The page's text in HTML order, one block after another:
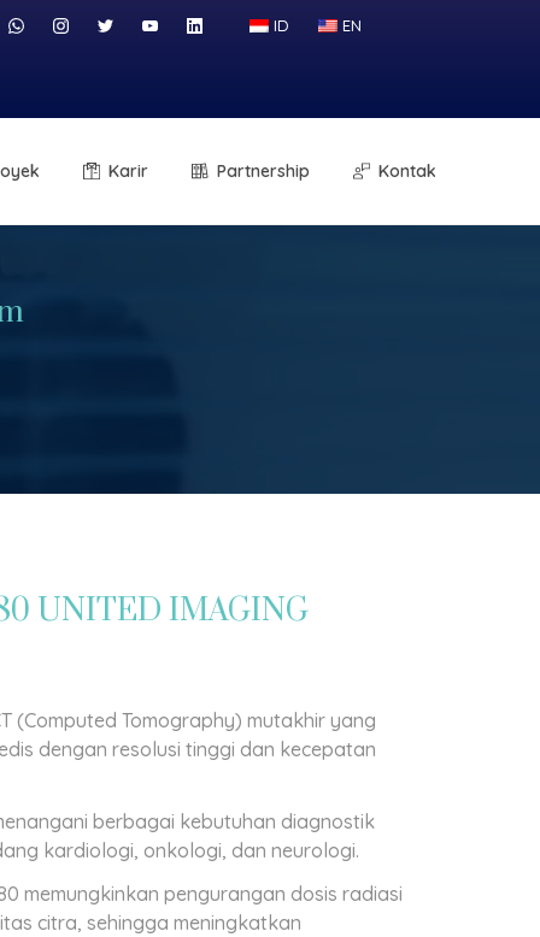
ID EN
Karir Partnership Kontak
UNITED IMAGING
(Computed Tomography) mutakhir yang
dengan resolusi tinggi dan kecepatan
berbagai kebutuhan diagnostik
kardiologi, onkologi, dan neurologi.
memungkinkan pengurangan dosis radiasi
citra, sehingga meningkatkan